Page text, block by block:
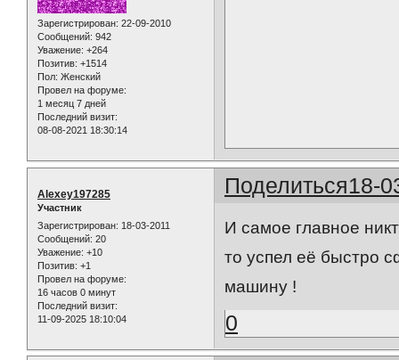
Зарегистрирован: 22-09-2010
Сообщений: 942
Уважение: +264
Позитив: +1514
Пол: Женский
Провел на форуме:
1 месяц 7 дней
Последний визит:
08-08-2021 18:30:14
Поделиться18-
Alexey197285
Участник
Зарегистрирован: 18-03-2011
Сообщений: 20
Уважение: +10
Позитив: +1
Провел на форуме:
16 часов 0 минут
Последний визит:
11-09-2025 18:10:04
И самое главное
то успел её быстро
машину !
0